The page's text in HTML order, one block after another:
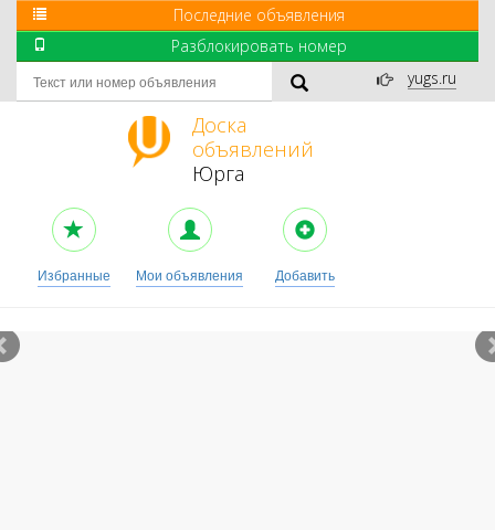
Последние объявления
Разблокировать номер
yugs.ru
Доска
объявлений
Юрга
Избранные Мои объявления Добавить